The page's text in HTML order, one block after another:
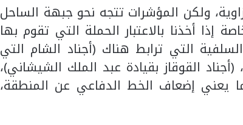
ولكن المؤشرات تتجه نحو جبهة الساحل
أخذنا بالاعتبار الحملة التي تقوم بها
التي ترابط هناك (أجناد الشام التي
القوقاز بقيادة عبد الملك الشيشاني)،
ما يعني إضعاف الخط الدفاعي عن المنطقة،